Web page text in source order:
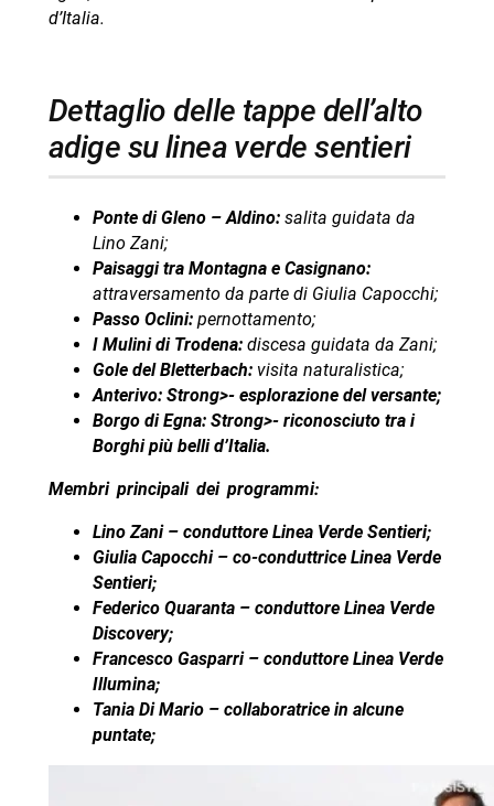
d’Italia.
dettaglio delle tappe dell’alto
adige su linea verde sentieri
Ponte di Gleno – Aldino:salita guidata da
Lino Zani;
Paisaggi tra Montagna e Casignano:
attraversamento da parte di Giulia Capocchi;
Passo Oclini:pernottamento;
I Mulini di Trodena:discesa guidata da Zani;
Gole del Bletterbach:visita naturalistica;
Anterivo: Strong>- esplorazione del versante;
Borgo di Egna: Strong>- riconosciuto tra i
Borghi più belli d’Italia.
Membri principali dei programmi:
Lino Zani – conduttore Linea Verde Sentieri;
Giulia Capocchi – co-conduttrice Linea Verde
Sentieri;
Federico Quaranta – conduttore Linea Verde
Discovery;
Francesco Gasparri – conduttore Linea Verde
Illumina;
Tania Di Mario – collaboratrice in alcune
puntate;